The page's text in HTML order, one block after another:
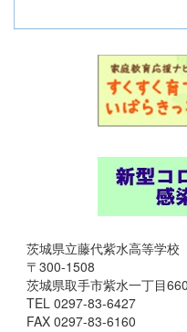
茨城県立藤代紫水高等学校
〒300-1508
茨城県取手市紫水一丁目660
TEL 0297-83-6427
FAX 0297-83-6160